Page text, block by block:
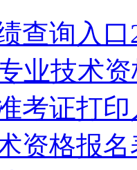
查询入口
业技术
考证打
资格报名